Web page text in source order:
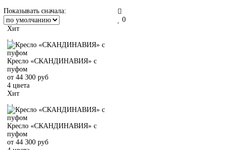
Показывать сначала:
0
Хит
Кресло «СКАНДИНАВИЯ» с
пуфом
от 44 300 руб
4 цвета
Хит
Кресло «СКАНДИНАВИЯ» с
пуфом
от 44 300 руб